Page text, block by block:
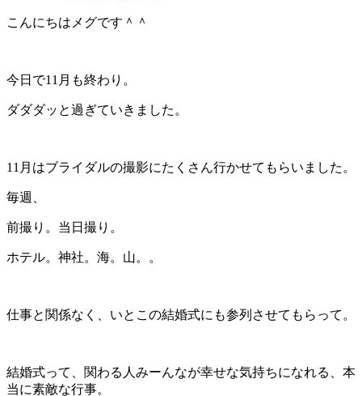
こんにちはメグです＾＾
今日で11月も終わり。
ダダダッと過ぎていきました。
11月はブライダルの撮影にたくさん行かせてもらいました。
毎週、
前撮り。当日撮り。
ホテル。神社。海。山。。
仕事と関係なく、いとこの結婚式にも参列させてもらって。
結婚式って、関わる人みーんなが幸せな気持ちになれる、本
当に素敵な行事。